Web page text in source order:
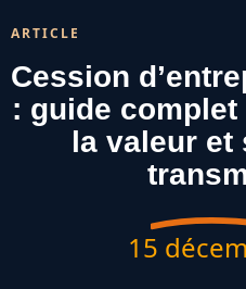
ARTICLE
Cession
: guide
la valeur et
15